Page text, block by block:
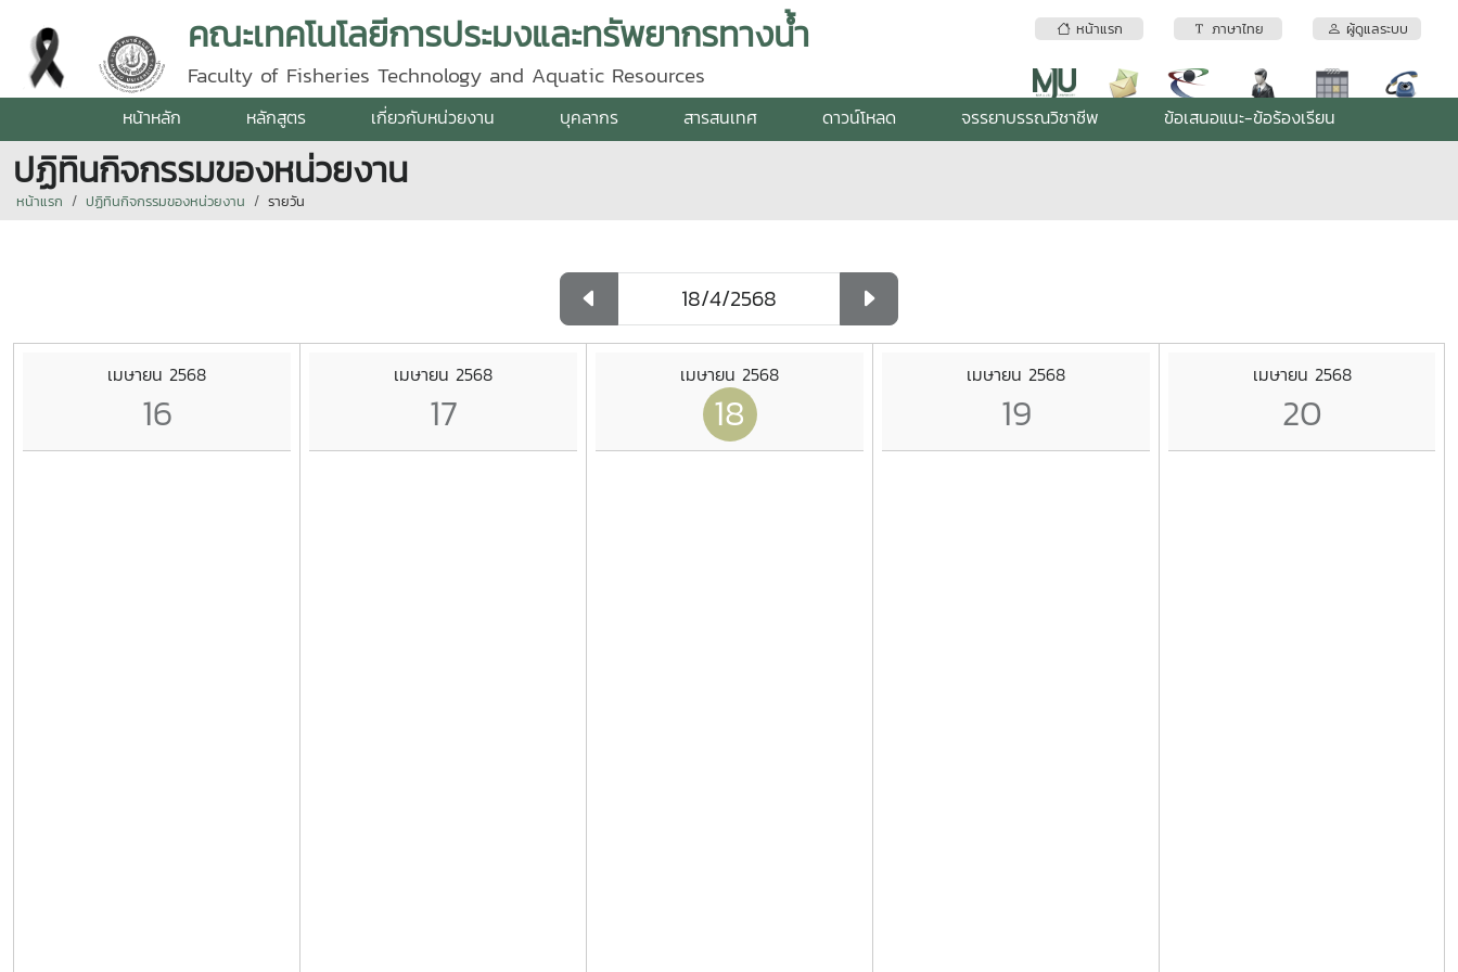
หน้าแรก ภาษาไทย ผู้ดูแลระบบ
คณะเทคโนโลยีการประมงและทรัพยากรทางน้ำ
Faculty of Fisheries Technology and Aquatic Resources
หน้าหลัก หลักสูตร เกี่ยวกับหน่วยงาน บุคลากร สารสนเทศ ดาวน์โหลด จรรยาบรรณวิชาชีพ ข้อเสนอแนะ-ข้อร้องเรียน
ปฏิทินกิจกรรมของหน่วยงาน
หน้าแรก ปฏิทินกิจกรรมของหน่วยงาน รายวัน
เมษายน 2568
16
เมษายน 2568
17
เมษายน 2568
18
เมษายน 2568
19
เมษายน 2568
20